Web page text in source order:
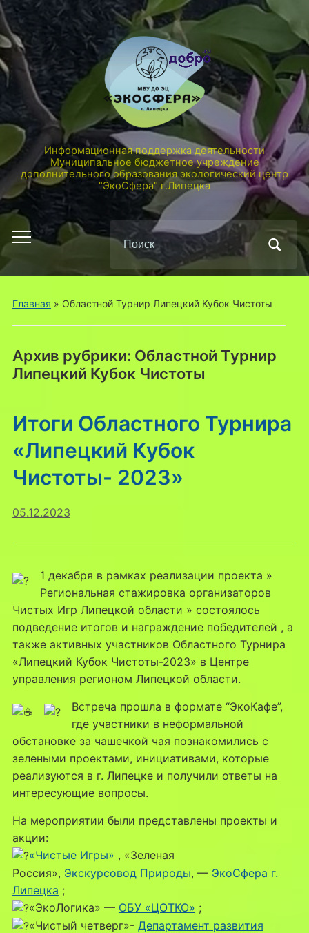
Информационная поддержка деятельности
Муниципальное бюджетное учреждение
дополнительного образования экологический центр
"ЭкоСфера" г.Липецка
Переключить
меню
Поиск
по:
Главная » Областной Турнир Липецкий Кубок Чистоты
Архив рубрики: Областной Турнир
Липецкий Кубок Чистоты
Итоги Областного Турнира
«Липецкий Кубок
Чистоты- 2023»
05.12.2023
1 декабря в рамках реализации проекта »
Региональная стажировка организаторов
Чистых Игр Липецкой области » состоялось
подведение итогов и награждение победителей , а
также активных участников Областного Турнира
«Липецкий Кубок Чистоты-2023» в Центре
управления регионом Липецкой области.
Встреча прошла в формате “ЭкоКафе”,
где участники в неформальной
обстановке за чашечкой чая познакомились с
зелеными проектами, инициативами, которые
реализуются в г. Липецке и получили ответы на
интересующие вопросы.
На мероприятии были представлены проекты и
акции:
«Чистые Игры» , «Зеленая
Россия», Экскурсовод Природы, — ЭкоСфера г.
Липецка ;
«ЭкоЛогика» — ОБУ «ЦОТКО» ;
«Чистый четверг»- Департамент развития